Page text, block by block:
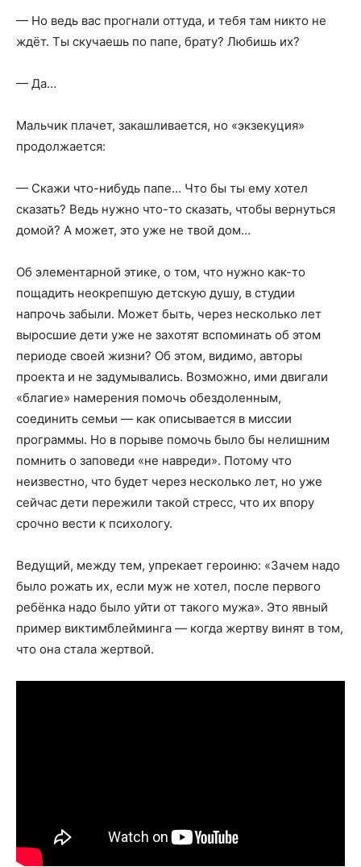
— Но ведь вас прогнали оттуда, и тебя там никто не
ждёт. Ты скучаешь по папе, брату? Любишь их?
— Да…
Мальчик плачет, закашливается, но «экзекуция»
продолжается:
— Скажи что-нибудь папе… Что бы ты ему хотел
сказать? Ведь нужно что-то сказать, чтобы вернуться
домой? А может, это уже не твой дом…
Об элементарной этике, о том, что нужно как-то
пощадить неокрепшую детскую душу, в студии
напрочь забыли. Может быть, через несколько лет
выросшие дети уже не захотят вспоминать об этом
периоде своей жизни? Об этом, видимо, авторы
проекта и не задумывались. Возможно, ими двигали
«благие» намерения помочь обездоленным,
соединить семьи — как описывается в миссии
программы. Но в порыве помочь было бы нелишним
помнить о заповеди «не навреди». Потому что
неизвестно, что будет через несколько лет, но уже
сейчас дети пережили такой стресс, что их впору
срочно вести к психологу.
Ведущий, между тем, упрекает героиню: «Зачем надо
было рожать их, если муж не хотел, после первого
ребёнка надо было уйти от такого мужа». Это явный
пример виктимблейминга — когда жертву винят в том,
что она стала жертвой.